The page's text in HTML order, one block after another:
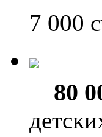
7 000
80